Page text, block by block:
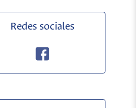
Redes sociales